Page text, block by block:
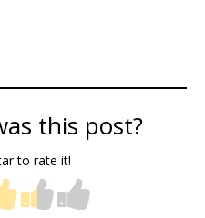
this post?
to rate it!